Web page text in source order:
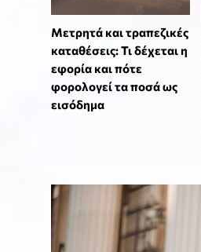
Μετρητά και τραπεζικές
καταθέσεις: Τι δέχεται η
εφορία και πότε
φορολογεί τα ποσά ως
εισόδημα